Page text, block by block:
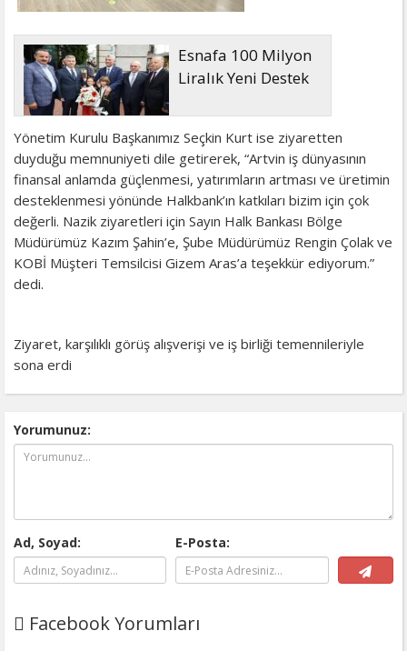
Esnafa 100 Milyon
Liralık Yeni Destek
Yönetim Kurulu Başkanımız Seçkin Kurt ise ziyaretten
duyduğu memnuniyeti dile getirerek, “Artvin iş dünyasının
finansal anlamda güçlenmesi, yatırımların artması ve üretimin
desteklenmesi yönünde Halkbank’ın katkıları bizim için çok
değerli. Nazik ziyaretleri için Sayın Halk Bankası Bölge
Müdürümüz Kazım Şahin’e, Şube Müdürümüz Rengin Çolak ve
KOBİ Müşteri Temsilcisi Gizem Aras’a teşekkür ediyorum.”
dedi.
Ziyaret, karşılıklı görüş alışverişi ve iş birliği temennileriyle
sona erdi
Yorumunuz:
Ad, Soyad: E-Posta:
Facebook Yorumları